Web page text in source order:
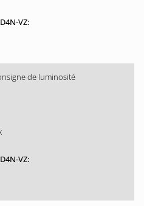
de luminosité